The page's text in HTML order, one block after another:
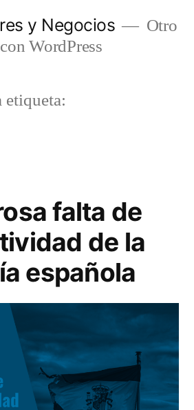
y Negocios
Otro
WordPress
falta de
de la
española